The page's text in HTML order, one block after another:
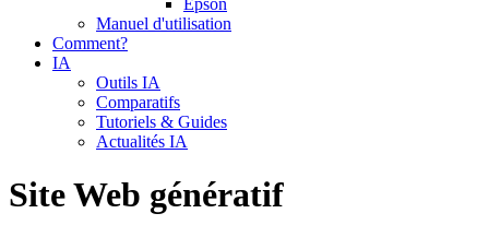
Epson
Manuel d'utilisation
Comment?
IA
Outils IA
Comparatifs
Tutoriels & Guides
Actualités IA
Site Web génératif